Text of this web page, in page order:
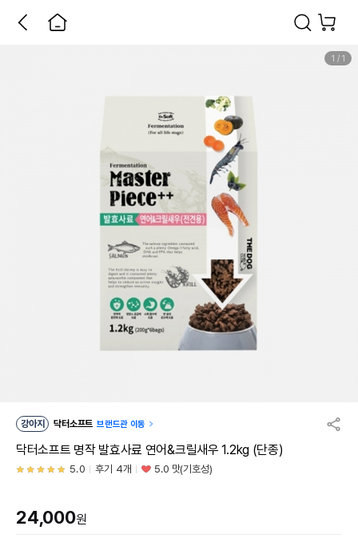
1 / 1
강아지 닥터소프트 브랜드관 이동
닥터소프트 명작 발효사료 연어&크릴새우 1.2kg (단종)
5.0 후기 4개 5.0 맛(기호성)
24,000원